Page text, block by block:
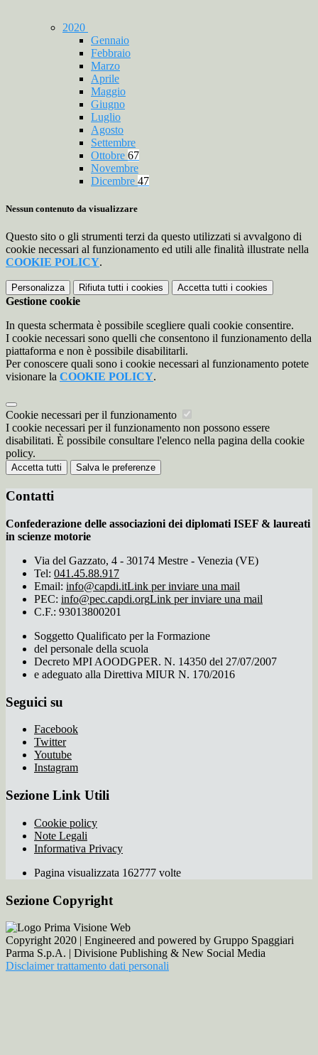
2020
Gennaio
Febbraio
Marzo
Aprile
Maggio
Giugno
Luglio
Agosto
Settembre
Ottobre 67
Novembre
Dicembre 47
Nessun contenuto da visualizzare
Questo sito o gli strumenti terzi da questo utilizzati si avvalgono di
cookie necessari al funzionamento ed utili alle finalità illustrate nella
COOKIE POLICY.
Personalizza Rifiuta tutti i cookies Accetta tutti i cookies
Gestione cookie
In questa schermata è possibile scegliere quali cookie consentire.
I cookie necessari sono quelli che consentono il funzionamento della
piattaforma e non è possibile disabilitarli.
Per conoscere quali sono i cookie necessari al funzionamento potete
visionare la COOKIE POLICY.
Cookie necessari per il funzionamento
I cookie necessari per il funzionamento non possono essere
disabilitati. È possibile consultare l'elenco nella pagina della cookie
policy.
Accetta tutti Salva le preferenze
Contatti
Confederazione delle associazioni dei diplomati ISEF & laureati
in scienze motorie
Via del Gazzato, 4 - 30174 Mestre - Venezia (VE)
Tel: 041.45.88.917
Email: info@capdi.itLink per inviare una mail
PEC: info@pec.capdi.orgLink per inviare una mail
C.F.: 93013800201
Soggetto Qualificato per la Formazione
del personale della scuola
Decreto MPI AOODGPER. N. 14350 del 27/07/2007
e adeguato alla Direttiva MIUR N. 170/2016
Seguici su
Facebook
Twitter
Youtube
Instagram
Sezione Link Utili
Cookie policy
Note Legali
Informativa Privacy
Pagina visualizzata 162777 volte
Sezione Copyright
Copyright 2020 | Engineered and powered by Gruppo Spaggiari
Parma S.p.A. | Divisione Publishing & New Social Media
Disclaimer trattamento dati personali